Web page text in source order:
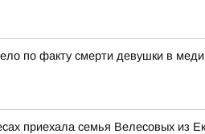
по факту смерти девушки в
приехала семья Велесовых из